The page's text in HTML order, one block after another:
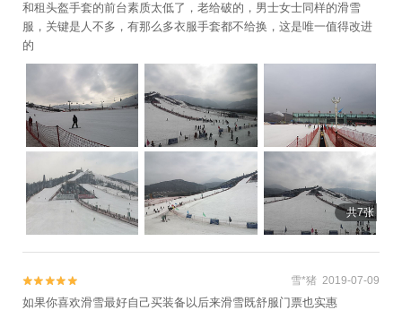
和租头盔手套的前台素质太低了，老给破的，男士女士同样的滑雪
服，关键是人不多，有那么多衣服手套都不给换，这是唯一值得改进
的
共7张

 雪*猪 2019-07-09
如果你喜欢滑雪最好自己买装备以后来滑雪既舒服门票也实惠